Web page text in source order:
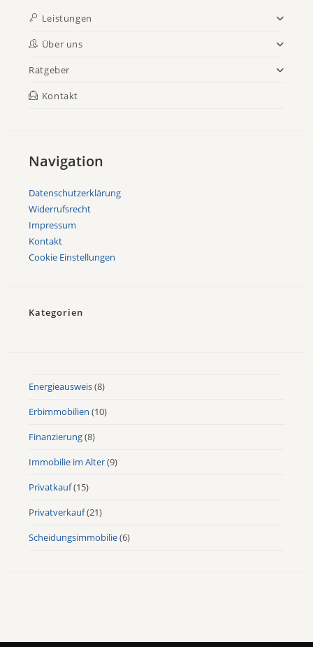
Leistungen
Über uns
Ratgeber
Kontakt
Navigation
Datenschutzerklärung
Widerrufsrecht
Impressum
Kontakt
Cookie Einstellungen
Kategorien
Energieausweis(8)
Erbimmobilien (10)
Finanzierung(8)
Immobilie im Alter(9)
Privatkauf(15)
Privatverkauf(21)
Scheidungsimmobilie(6)